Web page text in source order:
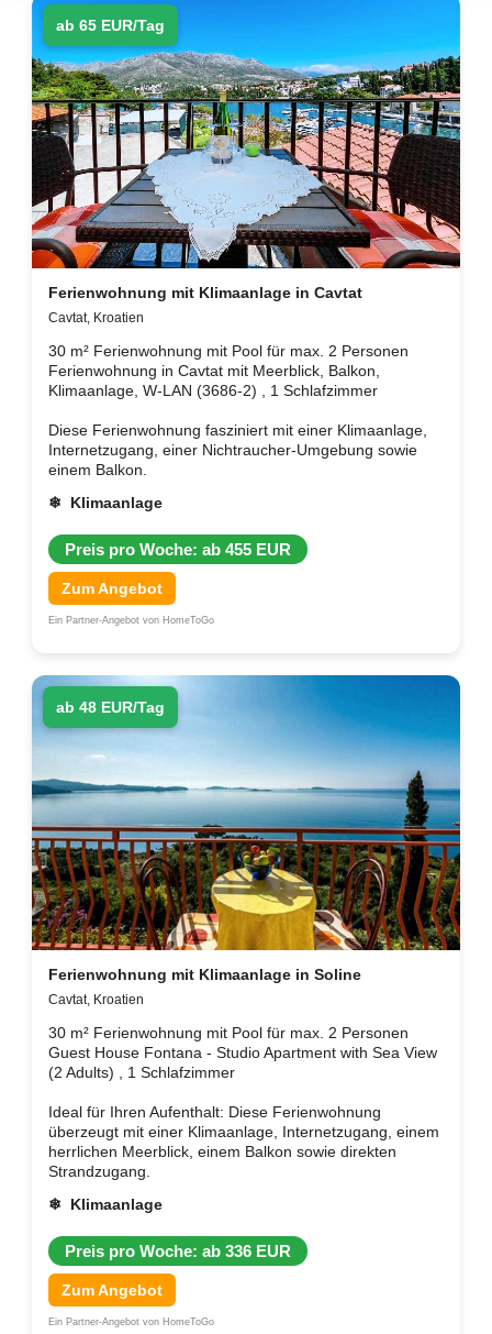
ab 65 EUR/Tag
Ferienwohnung mit Klimaanlage in Cavtat
Cavtat, Kroatien
30 m² Ferienwohnung mit Pool für max. 2 Personen
Ferienwohnung in Cavtat mit Meerblick, Balkon,
Klimaanlage, W-LAN (3686-2) , 1 Schlafzimmer
Diese Ferienwohnung fasziniert mit einer Klimaanlage,
Internetzugang, einer Nichtraucher-Umgebung sowie
einem Balkon.
❄ Klimaanlage
Preis pro Woche: ab 455 EUR
Zum Angebot
Ein Partner-Angebot von HomeToGo
ab 48 EUR/Tag
Ferienwohnung mit Klimaanlage in Soline
Cavtat, Kroatien
30 m² Ferienwohnung mit Pool für max. 2 Personen
Guest House Fontana - Studio Apartment with Sea View
(2 Adults) , 1 Schlafzimmer
Ideal für Ihren Aufenthalt: Diese Ferienwohnung
überzeugt mit einer Klimaanlage, Internetzugang, einem
herrlichen Meerblick, einem Balkon sowie direkten
Strandzugang.
❄ Klimaanlage
Preis pro Woche: ab 336 EUR
Zum Angebot
Ein Partner-Angebot von HomeToGo